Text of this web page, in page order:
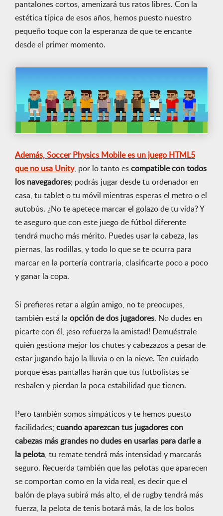
pantalones cortos, amenizará tus ratos libres. Con la
estética típica de esos años, hemos puesto nuestro
pequeño toque con la esperanza de que te encante
desde el primer momento.
Además, Soccer Physics Mobile es un juego HTML5
que no usa Unity, por lo tanto es compatible con todos
los navegadores; podrás jugar desde tu ordenador en
casa, tu tablet o tu móvil mientras esperas el metro o el
autobús. ¿No te apetece marcar el golazo de tu vida? Y
te aseguro que con este juego de fútbol diferente
tendrá mucho más mérito. Puedes usar la cabeza, las
piernas, las rodillas, y todo lo que se te ocurra para
marcar en la portería contraria, clasificarte poco a poco
y ganar la copa.
Si prefieres retar a algún amigo, no te preocupes,
también está la opción de dos jugadores. No dudes en
picarte con él, ¡eso refuerza la amistad! Demuéstrale
quién gestiona mejor los chutes y cabezazos a pesar de
estar jugando bajo la lluvia o en la nieve. Ten cuidado
porque esas pantallas harán que tus futbolistas se
resbalen y pierdan la poca estabilidad que tienen.
Pero también somos simpáticos y te hemos puesto
facilidades; cuando aparezcan tus jugadores con
cabezas más grandes no dudes en usarlas para darle a
la pelota , tu remate tendrá más intensidad y marcarás
seguro. Recuerda también que las pelotas que aparecen
se comportan como en la vida real, es decir que el
balón de playa subirá más alto, el de rugby tendrá más
fuerza, la pelota de tenis botará más, la de los bolos